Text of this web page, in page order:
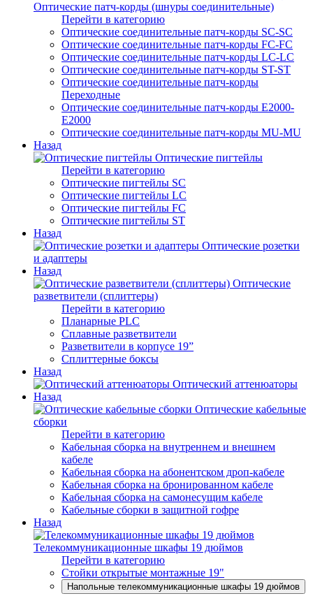
Оптические патч-корды (шнуры соединительные)
Перейти в категорию
Оптические соединительные патч-корды SC-SC
Оптические соединительные патч-корды FC-FC
Оптические соединительные патч-корды LC-LC
Оптические соединительные патч-корды ST-ST
Оптические соединительные патч-корды
Переходные
Оптические соединительные патч-корды E2000-
E2000
Оптические соединительные патч-корды MU-MU
Назад
Оптические пигтейлы
Перейти в категорию
Оптические пигтейлы SC
Оптические пигтейлы LC
Оптические пигтейлы FC
Оптические пигтейлы ST
Назад
Оптические розетки
и адаптеры
Назад
Оптические
разветвители (сплиттеры)
Перейти в категорию
Планарные PLC
Сплавные разветвители
Разветвители в корпусе 19”
Сплиттерные боксы
Назад
Оптический аттенюаторы
Назад
Оптические кабельные
сборки
Перейти в категорию
Кабельная сборка на внутреннем и внешнем
кабеле
Кабельная сборка на абонентском дроп-кабеле
Кабельная сборка на бронированном кабеле
Кабельная сборка на самонесущим кабеле
Кабельные сборки в защитной гофре
Назад
Телекоммуникационные шкафы 19 дюймов
Перейти в категорию
Стойки открытые монтажные 19"
Напольные телекоммуникационные шкафы 19 дюймов